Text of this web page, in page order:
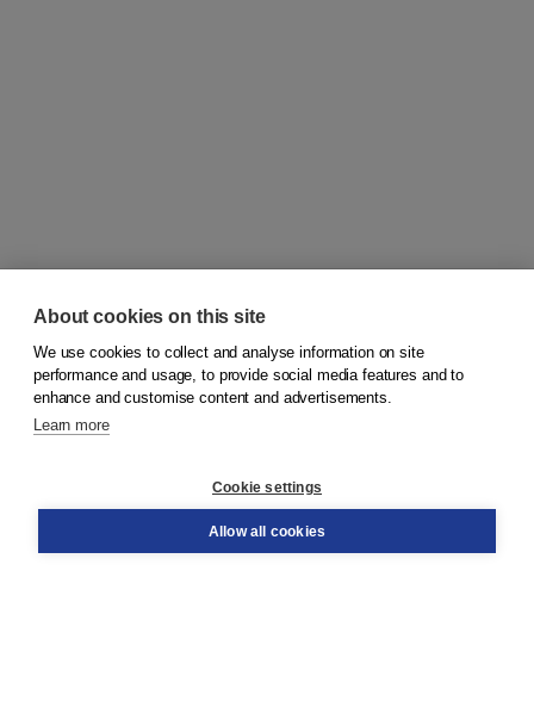
© 2026Koninklijke Boom uitgevers
Order
About cookies on this site
We use cookies to collect and analyse information on site
performance and usage, to provide social media features and to
enhance and customise content and advertisements.
Learn more
Cookie settings
Allow all cookies